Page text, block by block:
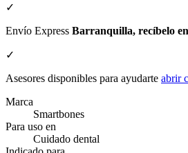
✓
Envío Express Barranquilla, recíbelo
✓
Asesores disponibles para ayudarte abrir
Marca
Smartbones
Para uso en
Cuidado dental